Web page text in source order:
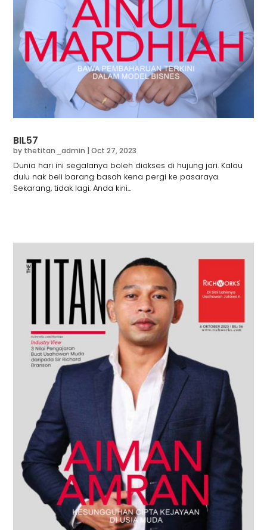
BIL57
by thetitan_admin |Oct 27, 2023
Dunia hari ini segalanya boleh diakses di hujung jari. Kalau
dulu nak beli barang basah kena pergi ke pasaraya.
Sekarang, tidak lagi. Anda kini...